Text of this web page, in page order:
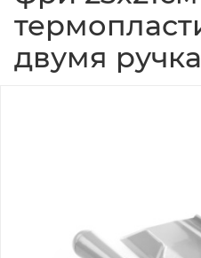
двумя